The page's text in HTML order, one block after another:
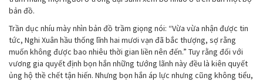
bản đồ.
Trần dục nhíu mày nhìn bản đồ trầm giọng nói: “Vừa vừa nhận được tin
tức, Nghi Xuân hầu thống lĩnh hai mươi vạn đã bắc thượng, sợ rằng
muốn không được bao nhiêu thời gian liền nên đến.” Tuy rằng đối với
vương gia quyết định bọn hắn những tướng lãnh này đều là kiên quyết
ủng hộ thề chết tận hiến. Nhưng bọn hắn áp lực nhưng cũng không tiểu,